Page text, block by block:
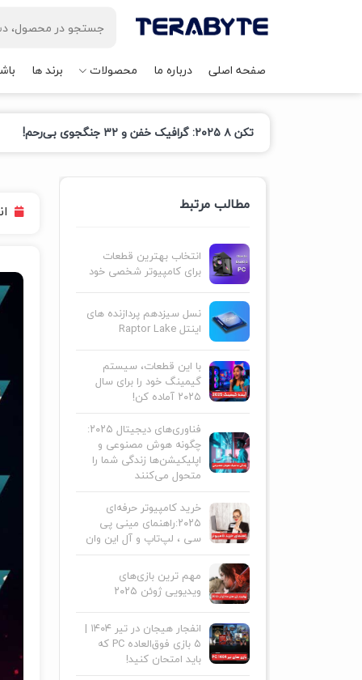
صفحه اصلی درباره ما محصولات برند ها
تکن ۸ ۲۰۲۵: گرافیک خفن و ۳۲ جنگجوی بی‌رحم!
مطالب مرتبط
انتخاب بهترین قطعات
برای کامپیوتر شخصی خود
نسل سیزدهم پردازنده های
اینتل Raptor Lake
با این قطعات، سیستم
گیمینگ خود را برای سال
۲۰۲۵ آماده کن!
فناوری‌های دیجیتال ۲۰۲۵:
چگونه هوش مصنوعی و
اپلیکیشن‌ها زندگی شما را
متحول می‌کنند
خرید کامپیوتر حرفه‌ای
۲۰۲۵:راهنمای مینی پی
سی ، لپ‌تاپ و آل این وان
مهم ترین بازی‌های
ویدیویی ژوئن ۲۰۲۵
انفجار هیجان در تیر ۱۴۰۴ |
۵ بازی فوق‌العاده PC که
باید امتحان کنید!